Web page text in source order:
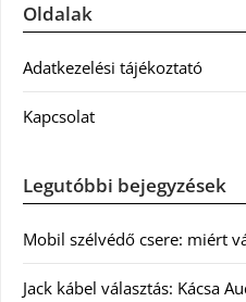
Oldalak
Adatkezelési tájékoztató
Kapcsolat
Legutóbbi bejegyzések
Mobil szélvédő csere: miért
Jack kábel választás: Kácsa